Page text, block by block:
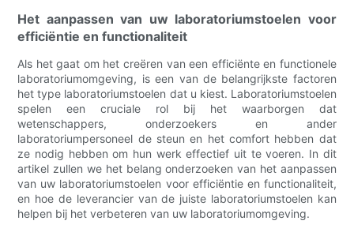
Het aanpassen van uw laboratoriumstoelen voor
efficiëntie en functionaliteit
Als het gaat om het creëren van een efficiënte en functionele
laboratoriumomgeving, is een van de belangrijkste factoren
het type laboratoriumstoelen dat u kiest. Laboratoriumstoelen
spelen een cruciale rol bij het waarborgen dat
wetenschappers, onderzoekers en ander
laboratoriumpersoneel de steun en het comfort hebben dat
ze nodig hebben om hun werk effectief uit te voeren. In dit
artikel zullen we het belang onderzoeken van het aanpassen
van uw laboratoriumstoelen voor efficiëntie en functionaliteit,
en hoe de leverancier van de juiste laboratoriumstoelen kan
helpen bij het verbeteren van uw laboratoriumomgeving.